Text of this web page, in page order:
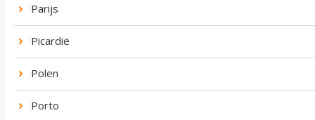
Parijs
Picardië
Polen
Porto